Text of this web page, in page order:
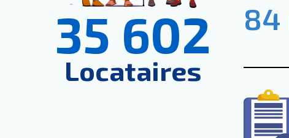
35 602
Locataires
84